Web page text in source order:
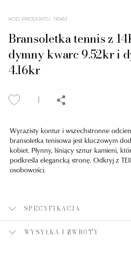
KOD PRODUKTU: 110451
Bransoletka tennis z
dymny kwarc 9.52kr i
4.16kr
Wyrazisty kontur i wszechstronne
bransoletka tenisowa jest kluczowym
kobiet. Płynny, lśniący sznur kamieni,
podkreśla elegancką stronę. Odkryj z
osobowości.
SPECYFIKACJA
WYSYŁKA I ZWROTY